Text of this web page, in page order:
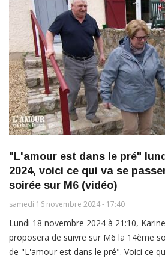
"L'amour est dans le pré"
2024, voici ce qui va se
soirée sur M6 (vidéo)
samedi 16 novembre 2024 - 17:40
Lundi 18 novembre 2024 à 21:10,
proposera de suivre sur M6 la 14ème
de "L'amour est dans le pré". Voici ce